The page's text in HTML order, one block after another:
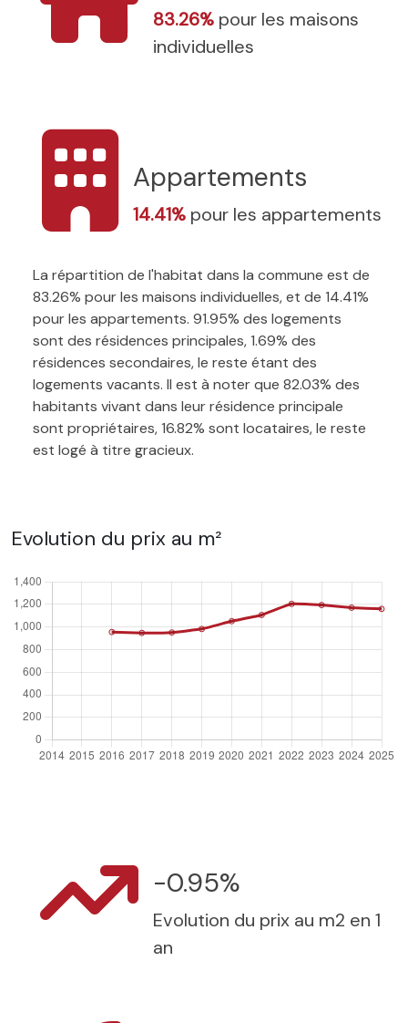
83.26% pour les maisons
individuelles
Appartements
14.41% pour les appartements
La répartition de l'habitat dans la commune est de
83.26% pour les maisons individuelles, et de 14.41%
pour les appartements. 91.95% des logements
sont des résidences principales, 1.69% des
résidences secondaires, le reste étant des
logements vacants. Il est à noter que 82.03% des
habitants vivant dans leur résidence principale
sont propriétaires, 16.82% sont locataires, le reste
est logé à titre gracieux.
Evolution du prix au m²
-0.95%
Evolution du prix au m2 en 1
an